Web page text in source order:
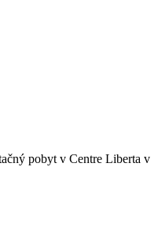
pobyt v Centre Liberta v